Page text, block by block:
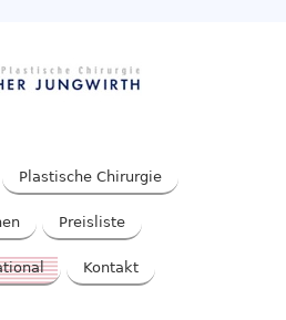
Plastische Chirurgie
Preisliste
Kontakt